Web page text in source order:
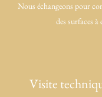
Nous échangeons pour
des surfaces
Visite